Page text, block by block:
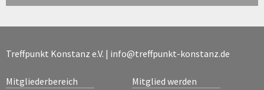
Treffpunkt Konstanz e.V. | info@treffpunkt-konstanz.de
Mitgliederbereich Mitglied werden